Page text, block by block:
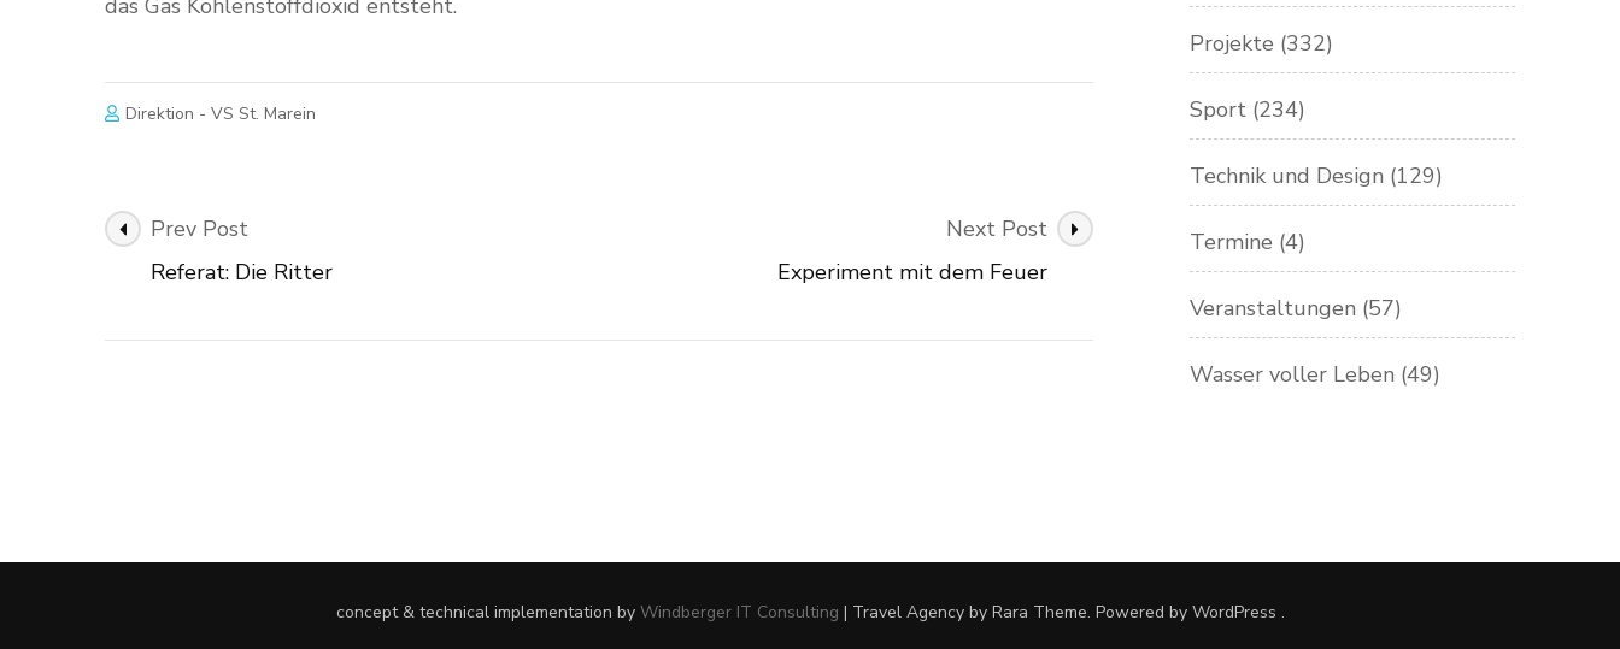
das Gas Kohlenstoffdioxid entsteht.
Direktion - VS St. Marein
Post
Navigation
Prev Post
Referat: Die Ritter
Next Post
Experiment mit dem Feuer
Projekte (332)
Sport (234)
Technik und Design (129)
Termine (4)
Veranstaltungen (57)
Wasser voller Leben (49)
concept & technical implementation by Windberger IT Consulting | Travel Agencyby Rara Theme. Powered by WordPress .